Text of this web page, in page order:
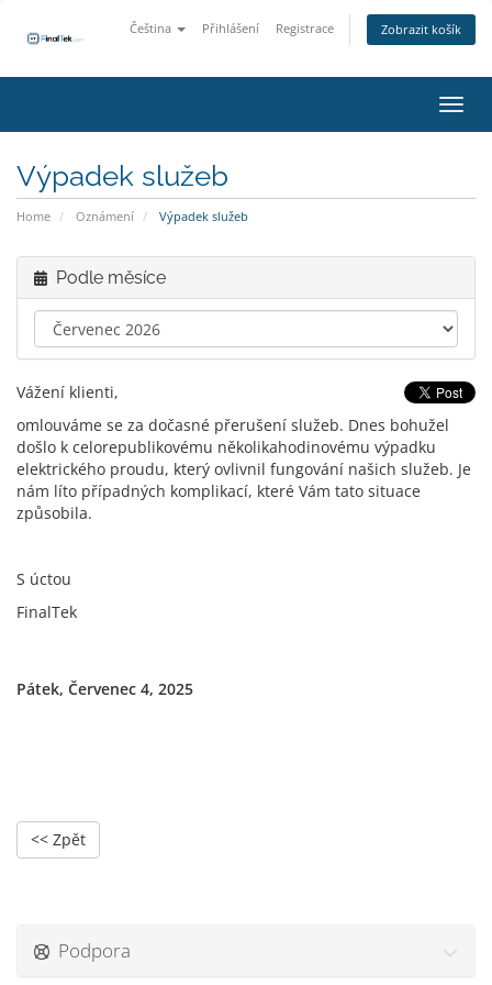
Čeština Přihlášení Registrace Zobrazit košík
Výpadek služeb
Home Oznámení Výpadek služeb
Podle měsíce
Vážení klienti,
omlouváme se za dočasné přerušení služeb. Dnes bohužel
došlo k celorepublikovému několikahodinovému výpadku
elektrického proudu, který ovlivnil fungování našich služeb. Je
nám líto případných komplikací, které Vám tato situace
způsobila.
S úctou
FinalTek
Pátek, Červenec 4, 2025
<< Zpět
Podpora